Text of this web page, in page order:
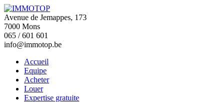
Avenue de Jemappes, 173
7000 Mons
065 / 601 601
info@immotop.be
Accueil
Equipe
Acheter
Louer
Expertise gratuite